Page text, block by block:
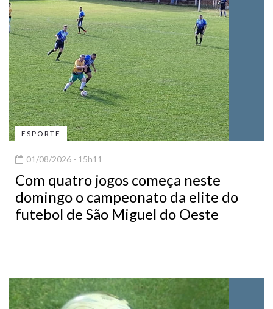
ESPORTE
01/08/2026 - 15h11
Com quatro jogos começa neste
domingo o campeonato da elite do
futebol de São Miguel do Oeste